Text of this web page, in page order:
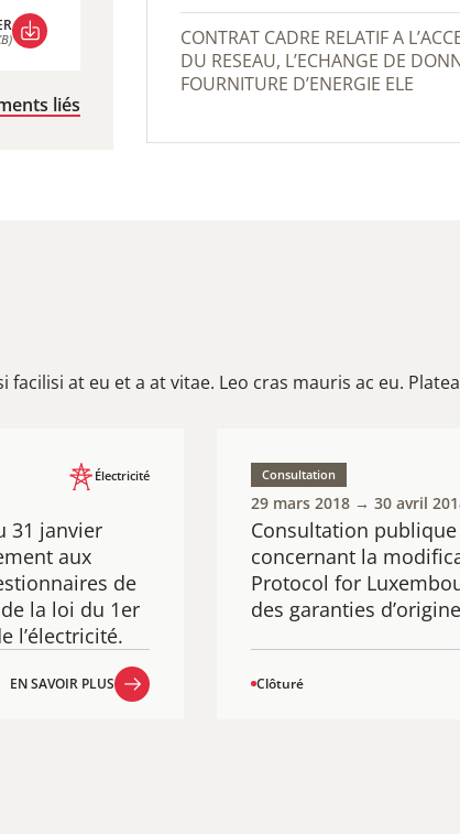
liés
CONTRAT CADRE RELATIF A L’ACCES AU RESEAU, L’UTILISATION
DU RESEAU, L’ECHANGE DE
FOURNITURE D’ENERGIE ELE
at eu et a at vitae. Leo cras mauris ac eu.
31 janvier
aux
de
la loi du 1er
l’électricité.
Électricité
EN SAVOIR PLUS
Consultation publique
concernant la
Protocol for
des garanties
Consultation
29 mars 2018 → 30 avril
Clôturé